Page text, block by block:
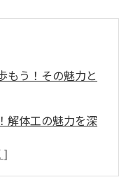
もう！その魅力と
解体工の魅力を深
！実際の仕事内容